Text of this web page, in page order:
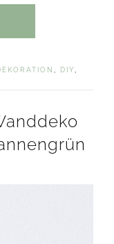
, DIY,